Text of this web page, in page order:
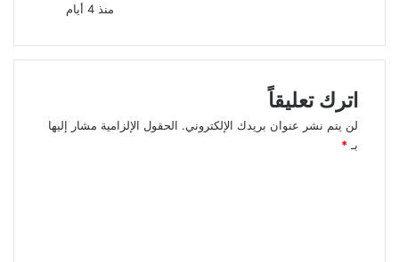
منذ 4 أيام
اترك تعليقاً
لن يتم نشر عنوان بريدك الإلكتروني. الحقول الإلزامية مشار إليها
بـ *